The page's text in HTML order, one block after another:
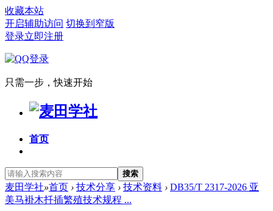
收藏本站
开启辅助访问 切换到窄版
登录立即注册
只需一步，快速开始
首页
搜索
麦田学社»首页 › 技术分享 › 技术资料 › DB35/T 2317-2026 亚
美马褂木扦插繁殖技术规程 ...